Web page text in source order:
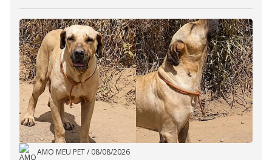
AMO MEU PET/ 08/08/2026